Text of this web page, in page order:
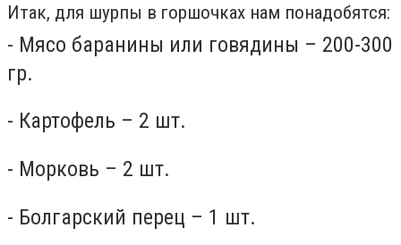
Итак, для шурпы в горшочках нам понадобятся:
- Мясо баранины или говядины – 200-300
гр.
- Картофель – 2 шт.
- Морковь – 2 шт.
- Болгарский перец – 1 шт.